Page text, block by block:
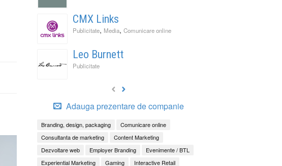
CMX Links
Publicitate, Media, Comunicare online
Leo Burnett
Publicitate
Adauga prezentare de companie
Branding, design, packaging
Comunicare online
Consultanta de marketing
Content Marketing
Dezvoltare web
Employer Branding
Evenimente / BTL
Experiential Marketing
Gaming
Interactive Retail